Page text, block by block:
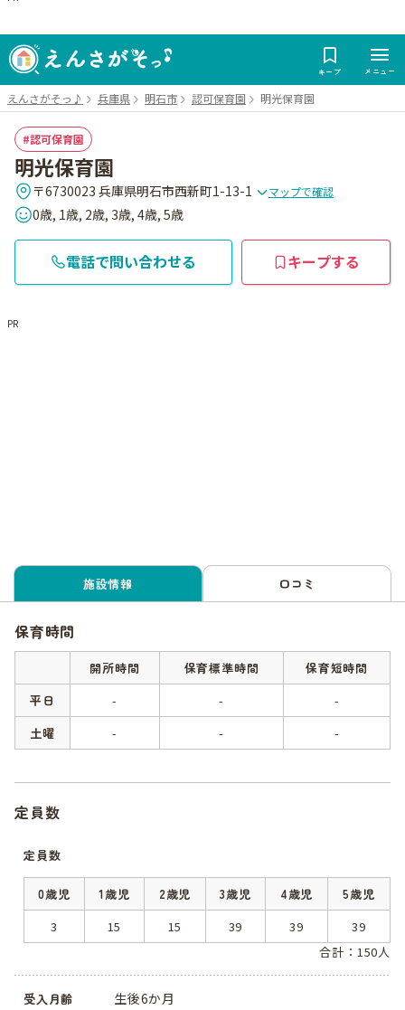
キープ メニュー
えんさがそっ♪ 兵庫県 明石市 認可保育園 明光保育園
認可保育園
明光保育園
〒6730023 兵庫県明石市西新町1-13-1 マップで確認
0歳, 1歳, 2歳, 3歳, 4歳, 5歳
電話で問い合わせる キープする
PR
施設情報 口コミ
保育時間
開所時間 保育標準時間
保育短時間
平日
- -
-
土曜
- - -
定員数
定員数
0歳児 1歳児 2歳児 3歳児 4歳児
5歳児
3
15 15 39 39
39
合計：150人
受入月齢 生後6か月